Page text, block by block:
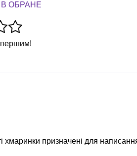
ОБРАНЕ
першим!
хмаринки призначені для